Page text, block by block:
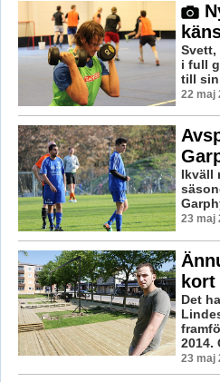
i full
till sin
22 maj
Ikväll
23 maj
kort
Det
2014.
23 maj